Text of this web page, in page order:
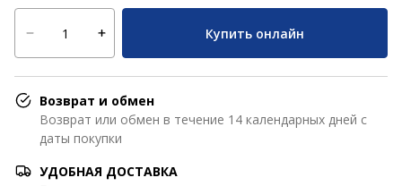
Купить онлайн
Возврат и обмен
Возврат или обмен в течение 14 календарных дней с
даты покупки
УДОБНАЯ ДОСТАВКА